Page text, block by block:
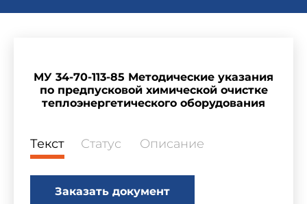
МУ 34-70-113-85 Методические указания
по предпусковой химической очистке
теплоэнергетического оборудования
Текст Статус Описание
Заказать документ